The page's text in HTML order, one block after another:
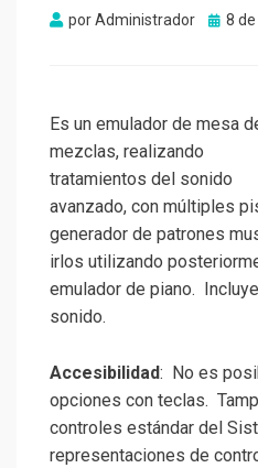
porAdministrador 8
Es un emulador de mesa
mezclas, realizando
tratamientos del sonido
avanzado, con múltiples
generador de patrones
irlos utilizando
emulador de piano.
sonido.
Accesibilidad: No es
opciones con teclas.
controles estándar del
representaciones de